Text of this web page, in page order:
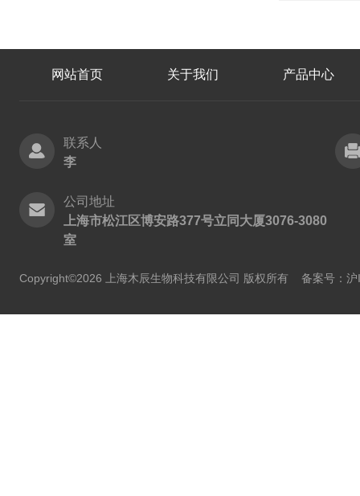
网站首页 关于我们 产品中心
联系人
李
公司地址
上海市松江区博安路377号立同大厦3076-3080
室
Copyright©2026 上海木辰生物科技有限公司 版权所有 备案号：